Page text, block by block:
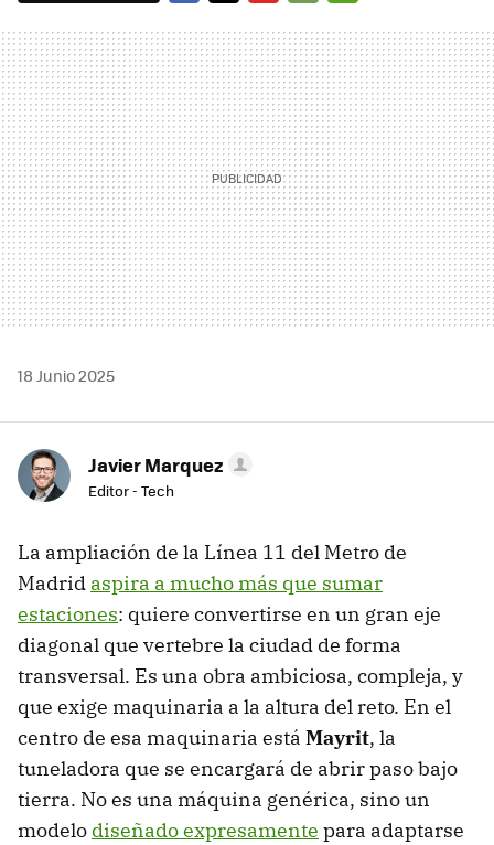
MAIL
18 Junio 2025
Javier Marquez
Editor - Tech
La ampliación de la Línea 11 del Metro de
Madrid aspira a mucho más que sumar
estaciones: quiere convertirse en un gran eje
diagonal que vertebre la ciudad de forma
transversal. Es una obra ambiciosa, compleja, y
que exige maquinaria a la altura del reto. En el
centro de esa maquinaria está Mayrit, la
tuneladora que se encargará de abrir paso bajo
tierra. No es una máquina genérica, sino un
modelo diseñado expresamente para adaptarse